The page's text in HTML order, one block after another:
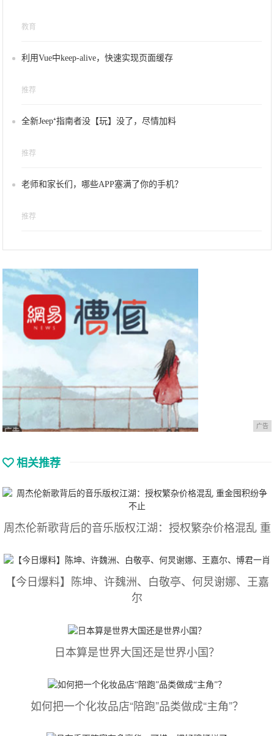
教育
利用Vue中keep-alive，快速实现页面缓存
推荐
全新Jeep⁺指南者没【玩】没了，尽情加料
推荐
老师和家长们，哪些APP塞满了你的手机？
推荐
广告
相关推荐
周杰伦新歌背后的音乐版权江湖：授权繁杂价格混乱 重
【今日爆料】陈坤、许魏洲、白敬亭、何炅谢娜、王嘉
尔
日本算是世界大国还是世界小国？
如何把一个化妆品店“陪跑”品类做成“主角”？